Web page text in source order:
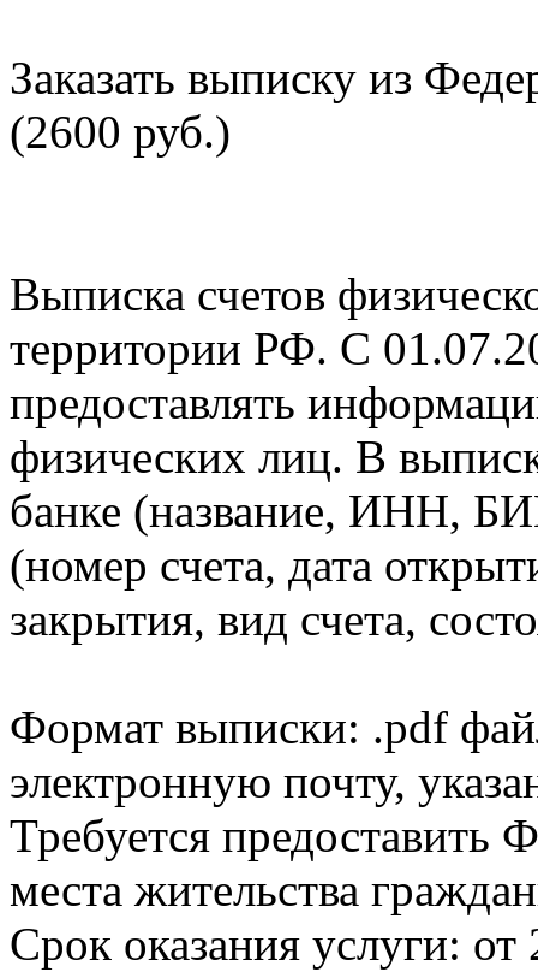
Заказать выписку из
(2600 руб.)
Выписка счетов
территории РФ. С
предоставлять
физических лиц. В
банке (название, ИНН,
(номер счета, дата
закрытия, вид счета,
Формат выписки: .pdf
электронную почту,
Требуется
места жительства
Срок оказания услуги: от